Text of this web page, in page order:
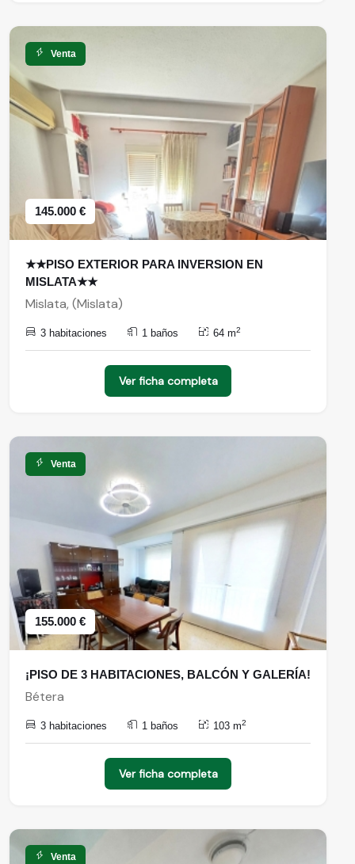
Venta
145.000 €
★★PISO EXTERIOR PARA INVERSION EN
MISLATA★★
Mislata, (Mislata)
3 habitaciones 1 baños 64 m2
Ver ficha completa
Venta
155.000 €
¡PISO DE 3 HABITACIONES, BALCÓN Y GALERÍA!
Bétera
3 habitaciones 1 baños 103 m2
Ver ficha completa
Venta